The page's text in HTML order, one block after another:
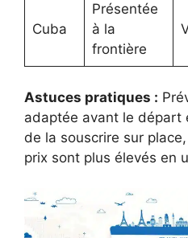
Cuba
Présentée
à la
frontière
Astuces pratiques :
adaptée avant le départ
de la souscrire sur
prix sont plus élevés en